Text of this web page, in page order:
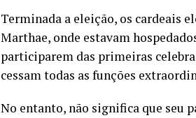
Terminada a eleição, os cardeais
Marthae, onde estavam
participarem das primeiras
cessam todas as funções
No entanto, não significa que seu